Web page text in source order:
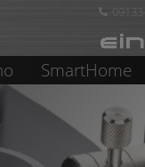
SmartHome